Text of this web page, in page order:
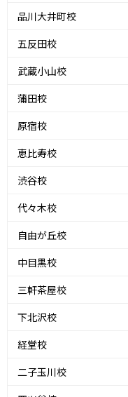
品川大井町校
五反田校
武蔵小山校
蒲田校
原宿校
恵比寿校
渋谷校
代々木校
自由が丘校
中目黒校
三軒茶屋校
下北沢校
経堂校
二子玉川校